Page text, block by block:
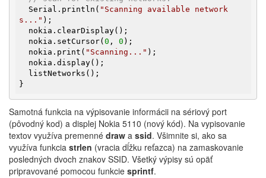
  Serial.println(
"Scanning available network
s..." );
  nokia.setCursor(
0 , 0 );
  nokia.print(
"Scanning..." );
}
Samotná funkcia na výpisovanie informácii na sériový port
(pôvodný kod) a displej Nokia 5110 (nový kód). Na vypisovanie
textov využíva premenné draw a ssid. Všimnite si, ako sa
využíva funkcia strlen (vracia dĺžku reťazca) na zamaskovanie
posledných dvoch znakov SSID. Všetký výpisy sú opäť
pripravované pomocou funkcie sprintf.